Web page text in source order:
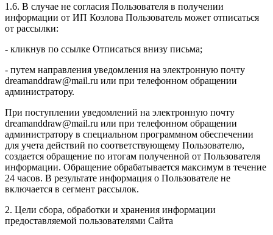
1.6. В случае не согласия Пользователя в получении
информации от ИП Козлова Пользователь может отписаться
от рассылки:
- кликнув по ссылке Отписаться внизу письма;
- путем направления уведомления на электронную почту
dreamanddraw@mail.ru или при телефонном обращении
администратору.
При поступлении уведомлений на электронную почту
dreamanddraw@mail.ru или при телефонном обращении
администратору в специальном программном обеспечении
для учета действий по соответствующему Пользователю,
создается обращение по итогам полученной от Пользователя
информации. Обращение обрабатывается максимум в течение
24 часов. В результате информация о Пользователе не
включается в сегмент рассылок.
2. Цели сбора, обработки и хранения информации
предоставляемой пользователями Сайта